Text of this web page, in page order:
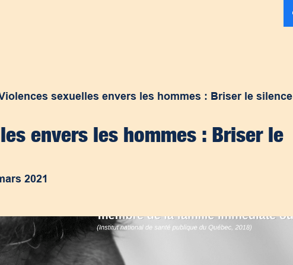
sexuelles envers les hommes : Briser le silence
envers les hommes : Briser le
2021